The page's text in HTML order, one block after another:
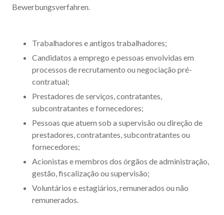
Bewerbungsverfahren.
Trabalhadores e antigos trabalhadores;
Candidatos a emprego e pessoas envolvidas em
processos de recrutamento ou negociação pré-
contratual;
Prestadores de serviços, contratantes,
subcontratantes e fornecedores;
Pessoas que atuem sob a supervisão ou direção de
prestadores, contratantes, subcontratantes ou
fornecedores;
Acionistas e membros dos órgãos de administração,
gestão, fiscalização ou supervisão;
Voluntários e estagiários, remunerados ou não
remunerados.